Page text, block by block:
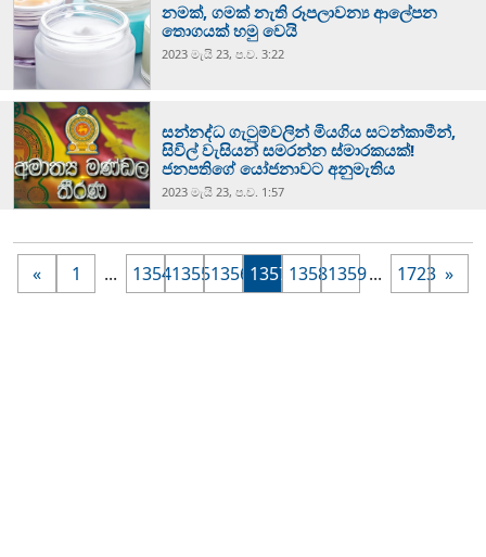
නමක්, ගමක් නැති රූපලාවන්‍ය ආලේපන
තොගයක් හමු වෙයි
2023 මැයි 23, ප.ව. 3:22
සන්නද්ධ ගැටුම්වලින් මියගිය සටන්කාමීන්,
සිවිල් වැසියන් සමරන්න ස්මාරකයක්!
ජනපතිගේ යෝජනාවට අනුමැතිය
2023 මැයි 23, ප.ව. 1:57
« 1 ... 135413551356 1357 13581359... 1723 »